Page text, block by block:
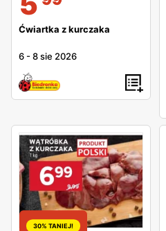
Ćwiartka z kurczaka
6 -8 sie 2026
30% TANIEJ!